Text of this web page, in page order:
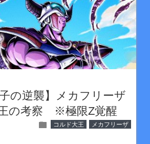
の逆襲】メカフリーザ
の考察 ※極限Z覚醒
folder コルド大王 メカフリーザ